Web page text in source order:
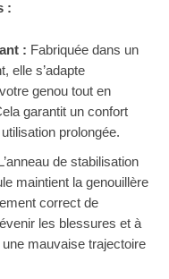
:
: Fabriquée dans un
elle s’adapte
genou tout en
garantit un confort
prolongée.
L’anneau de stabilisation
maintient la genouillère
correct de
les blessures et à
mauvaise trajectoire